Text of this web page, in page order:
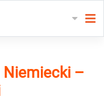
Niemiecki –